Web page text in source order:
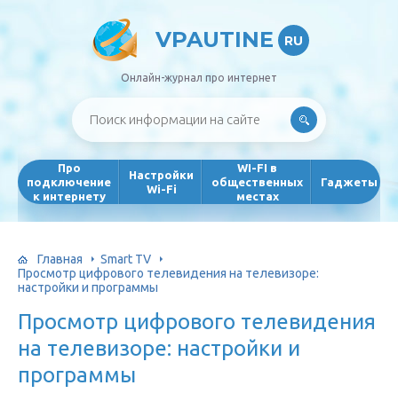
VPAUTINE RU
Онлайн-журнал про интернет
Про
подключение
к интернету
Настройки
Wi-Fi
WI-FI в
общественных
местах
Гаджеты
Главная
Smart TV
Просмотр цифрового телевидения на телевизоре:
настройки и программы
Просмотр цифрового телевидения
на телевизоре: настройки и
программы